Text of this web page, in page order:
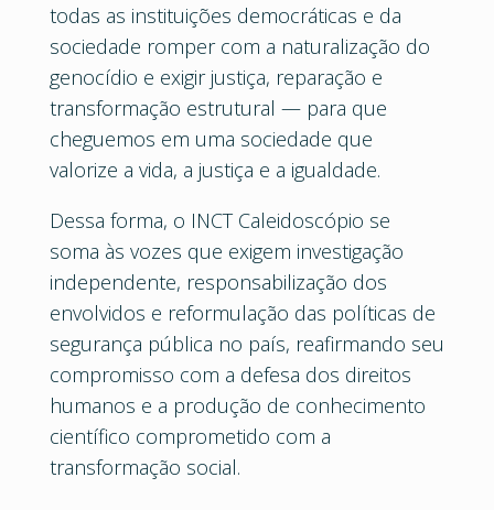
todas as instituições democráticas e da
sociedade romper com a naturalização do
genocídio e exigir justiça, reparação e
transformação estrutural — para que
cheguemos em uma sociedade que
valorize a vida, a justiça e a igualdade.
Dessa forma, o INCT Caleidoscópio se
soma às vozes que exigem investigação
independente, responsabilização dos
envolvidos e reformulação das políticas de
segurança pública no país, reafirmando seu
compromisso com a defesa dos direitos
humanos e a produção de conhecimento
científico comprometido com a
transformação social.